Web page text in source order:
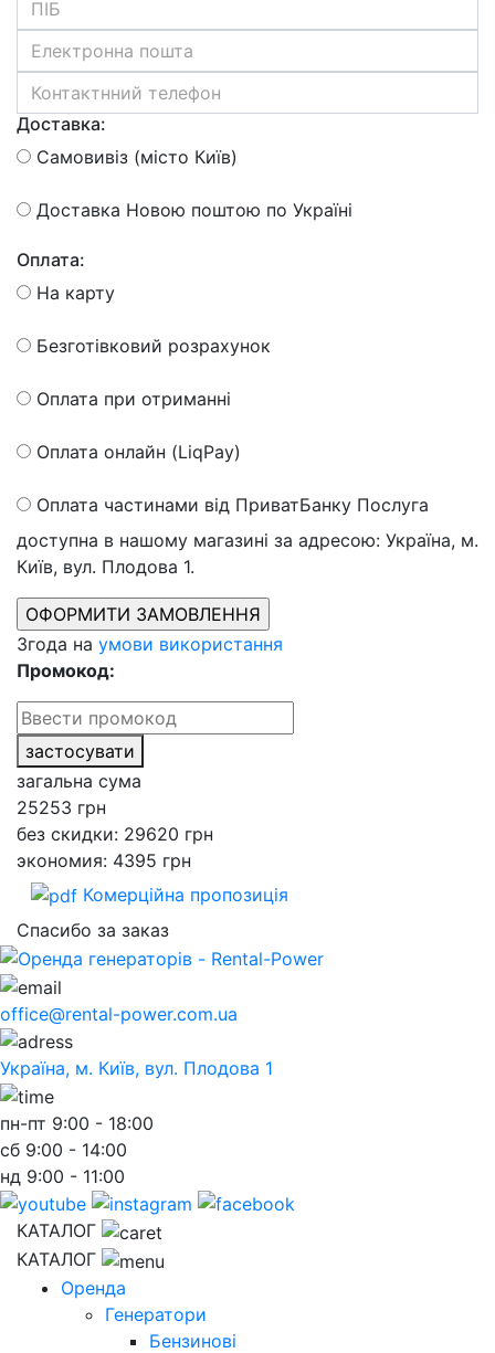
Доставка:
Самовивіз (місто Київ)
Доставка Новою поштою по Україні
Оплата:
На карту
Безготівковий розрахунок
Оплата при отриманні
Оплата онлайн (LiqPay)
Оплата частинами від ПриватБанку Послуга
доступна в нашому магазині за адресою: Україна, м.
Київ, вул. Плодова 1.
Згода на умови використання
Промокод:
застосувати
загальна сума
25253 грн
без скидки: 29620 грн
экономия: 4395 грн
Комерційна пропозиція
Спасибо за заказ
office@rental-power.com.ua
Україна, м. Київ, вул. Плодова 1
пн-пт 9:00 - 18:00
сб 9:00 - 14:00
нд 9:00 - 11:00
КАТАЛОГ
КАТАЛОГ
Оренда
Генератори
Бензинові